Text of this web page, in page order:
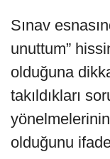
Sınav
unuttum”
olduğuna
takıldıkları
olduğunu